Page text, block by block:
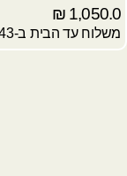
1,050.0
₪
משלוח עד הבית ב-₪43